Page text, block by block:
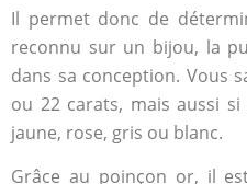
Il permet donc de
reconnu sur un bijou, la
dans sa conception. Vous
ou 22 carats, mais aussi
jaune, rose, gris ou blanc.
Grâce au poinçon or, il